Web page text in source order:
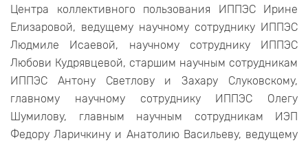
Центра коллективного пользования ИППЭС Ирине
Елизаровой, ведущему научному сотруднику ИППЭС
Людмиле Исаевой, научному сотруднику ИППЭС
Любови Кудрявцевой, старшим научным сотрудникам
ИППЭС Антону Светлову и Захару Слуковскому,
главному научному сотруднику ИППЭС Олегу
Шумилову, главным научным сотрудникам ИЭП
Федору Ларичкину и Анатолию Васильеву, ведущему